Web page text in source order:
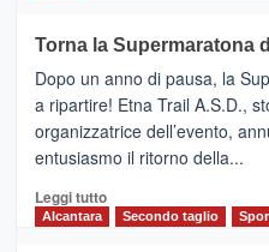
BROOKS
SuperMaratona
dell’Etna,
presentata
l’edizione
2026
Torna la Supermaratona
Dopo un anno di pausa, la
a ripartire! Etna Trail A.S.D.,
organizzatrice dell’evento,
entusiasmo il ritorno della...
Leggi tuttoLeggi
Alcantara Secondo taglio